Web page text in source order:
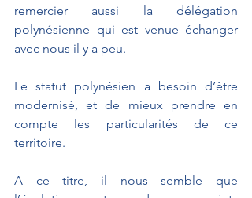
remercier aussi la délégation
polynésienne qui est venue échanger
avec nous il y a peu.
Le statut polynésien a besoin d’être
modernisé, et de mieux prendre en
compte les particularités de ce
territoire.
A ce titre, il nous semble que